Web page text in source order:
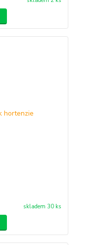
skladem 30 ks